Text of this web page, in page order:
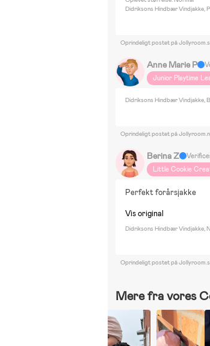
Didriksons Hindbær Vindjakke,
Oprindeligt postet på
Anne Marie P
Junior Playtime
Didriksons Hindbær Vindjakke,
Oprindeligt postet på
Berina Z
Little Cookie
Perfekt forårsjakke
Vis original
Didriksons Hindbær Vindjakke,
Oprindeligt postet på
Mere fra vores